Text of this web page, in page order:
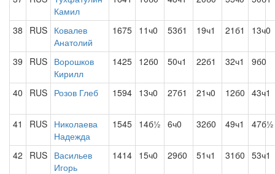
Камил
38 RUS Ковалев
Анатолий
1675 11ч0 53б1 19ч1 21б1 13ч0
39 RUS Ворошков
Кирилл
1425 12б0 50ч1 22б1 32ч1 9б0
40 RUS Розов Глеб 1594 13ч0 27б1 21ч0 12б0 43ч1
41 RUS Николаева
Надежда
1545 14б½ 6ч0 32б0 49ч1 47б½
42 RUS Васильев
Игорь
1414 15ч0 29б0 51ч1 31б0 53ч1